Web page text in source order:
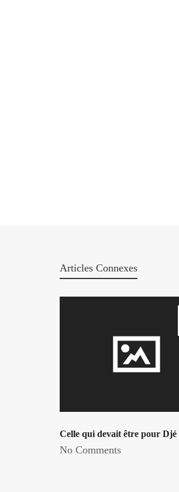
Articles Connexes
Celle qui devait être pour Djé
No Comments